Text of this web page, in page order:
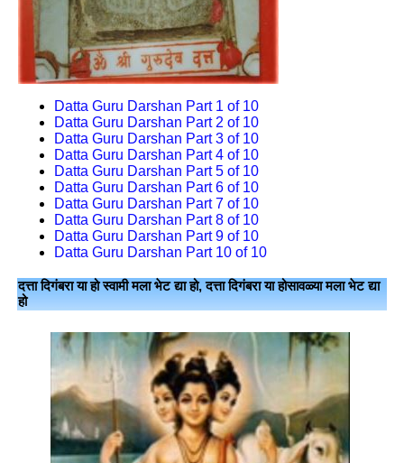
Datta Guru Darshan Part 1 of 10
Datta Guru Darshan Part 2 of 10
Datta Guru Darshan Part 3 of 10
Datta Guru Darshan Part 4 of 10
Datta Guru Darshan Part 5 of 10
Datta Guru Darshan Part 6 of 10
Datta Guru Darshan Part 7 of 10
Datta Guru Darshan Part 8 of 10
Datta Guru Darshan Part 9 of 10
Datta Guru Darshan Part 10 of 10
दत्ता दिगंबरा या हो स्वामी मला भेट द्या हो, दत्ता दिगंबरा या होसावळ्या मला भेट द्या
हो